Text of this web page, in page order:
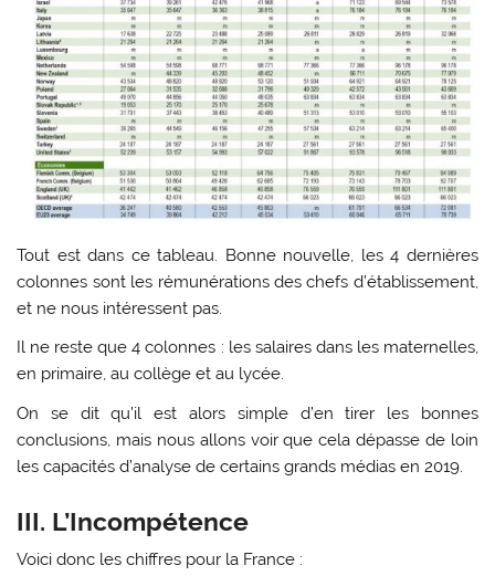
Tout est dans ce tableau. Bonne nouvelle, les 4 dernières
colonnes sont les rémunérations des chefs d’établissement,
et ne nous intéressent pas.
Il ne reste que 4 colonnes : les salaires dans les maternelles,
en primaire, au collège et au lycée.
On se dit qu’il est alors simple d’en tirer les bonnes
conclusions, mais nous allons voir que cela dépasse de loin
les capacités d’analyse de certains grands médias en 2019.
III. L’Incompétence
Voici donc les chiffres pour la France :